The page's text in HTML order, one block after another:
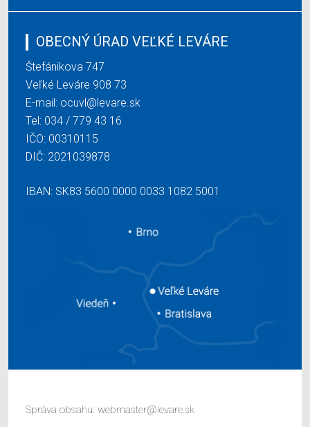
OBECNÝ ÚRAD VEĽKÉ LEVÁRE
Štefánikova 747
Veľké Leváre 908 73
E-mail: ocuvl@levare.sk
Tel: 034 / 779 43 16
IČO: 00310115
DIČ: 2021039878
IBAN: SK83 5600 0000 0033 1082 5001
Správa obsahu: webmaster@levare.sk